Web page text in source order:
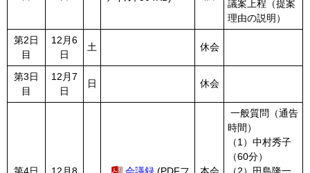
議案上程（提案
理由の説明）
第2日
目
12月6
日
土 休会
第3日
目
12月7
日
日 休会
一般質問（通告
時間）
（1）中村秀子
（60分）